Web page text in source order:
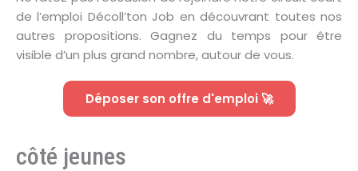
de l’emploi Décoll’ton Job en découvrant toutes nos
autres propositions. Gagnez du temps pour être
visible d’un plus grand nombre, autour de vous.
Déposer son offre d'emploi 🚀
côté jeunes